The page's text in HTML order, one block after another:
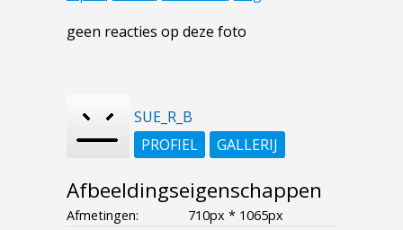
geen reacties op deze foto
SUE_R_B
PROFIEL
GALLERIJ
Afbeeldingseigenschappen
Afmetingen:
710px * 1065px